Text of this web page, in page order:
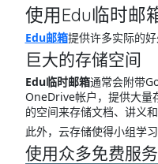
使用Edu临时邮
Edu邮箱提供许多实际的好
巨大的存储空间
Edu临时邮箱通常会附带
OneDrive帐户，提供大量
的空间来存储文档、讲义和
此外，云存储使得小组学
使用众多免费服务